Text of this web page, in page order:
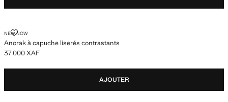
NEW NOW
Anorak à capuche liserés contrastants
ANORAK À CAPUCHE LISERÉS CONTRASTANTS
Prix actuel [37 000 XAF ]
37 000 XAF
AJOUTER